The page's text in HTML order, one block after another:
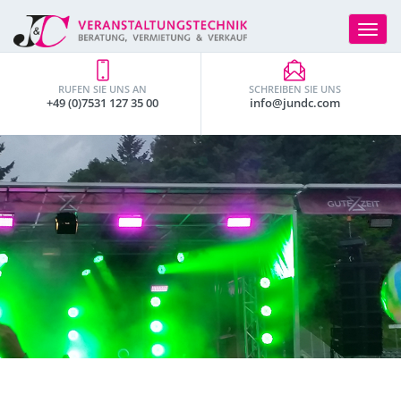
Toggle
SCHREIBEN SIE UNS
info@jundc.com
RUFEN SIE UNS AN
+49 (0)7531 127 35 00